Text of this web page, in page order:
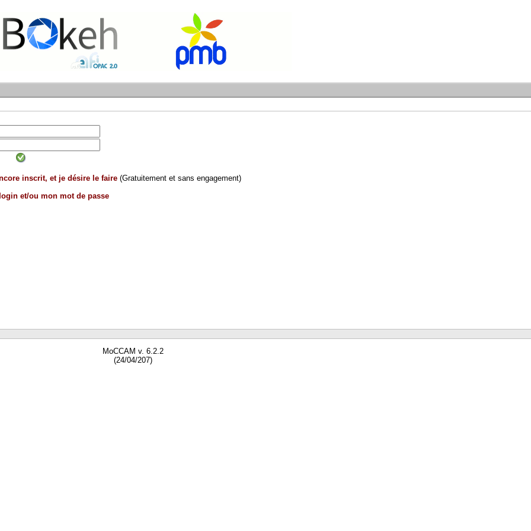
inscrit, et je désire le faire (Gratuitement et sans engagement)
et/ou mon mot de passe
MoCCAM v. 6.2.2
(24/04/207)